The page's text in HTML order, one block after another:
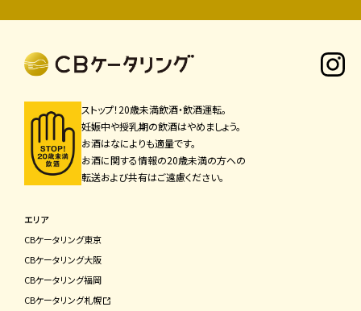
ストップ！20歳未満飲酒・飲酒運転。
妊娠中や授乳期の飲酒はやめましょう。
お酒はなによりも適量です。
お酒に関する情報の20歳未満の方への
転送および共有はご遠慮ください。
エリア
CBケータリング東京
CBケータリング⼤阪
CBケータリング福岡
CBケータリング札幌